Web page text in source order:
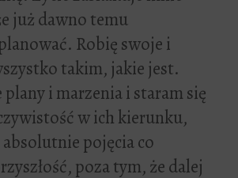
już dawno temu
Robię swoje i
takim, jakie jest.
i marzenia i staram się
w ich kierunku,
pojęcia co
poza tym, że dalej